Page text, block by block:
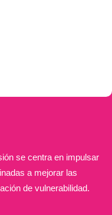
se centra en impulsar
a mejorar las
de vulnerabilidad.